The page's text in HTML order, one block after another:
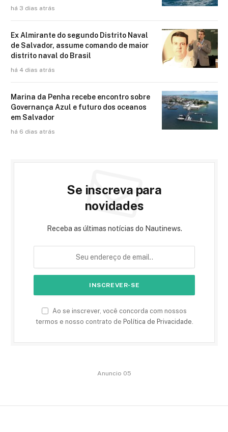
há 3 dias atrás
Ex Almirante do segundo Distrito Naval
de Salvador, assume comando de maior
distrito naval do Brasil
há 4 dias atrás
Marina da Penha recebe encontro sobre
Governança Azul e futuro dos oceanos
em Salvador
há 6 dias atrás
Se inscreva para
novidades
Receba as últimas notícias do Nautinews.
Ao se inscrever, você concorda com nossos
termos e nosso contrato de Política de Privacidade
Anuncio 05